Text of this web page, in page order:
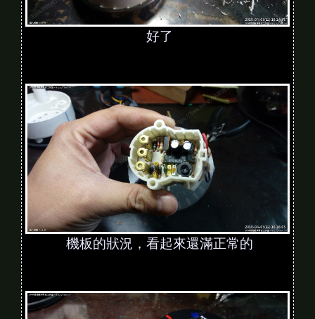
好了
機板的狀況，看起來還滿正常的